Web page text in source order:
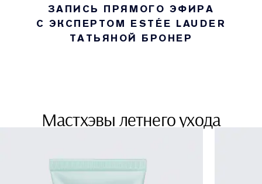
ЗАПИСЬ ПРЯМОГО ЭФИРА
С ЭКСПЕРТОМ ESTÉE LAUDER
ТАТЬЯНОЙ БРОНЕР
Мастхэвы летнего ухода